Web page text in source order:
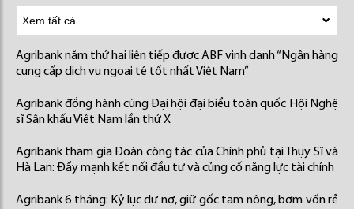
Agribank năm thứ hai liên tiếp được ABF vinh danh “Ngân hàng
cung cấp dịch vụ ngoại tệ tốt nhất Việt Nam”
Agribank đồng hành cùng Đại hội đại biểu toàn quốc Hội Nghệ
sĩ Sân khấu Việt Nam lần thứ X
Agribank tham gia Đoàn công tác của Chính phủ tại Thụy Sĩ và
Hà Lan: Đẩy mạnh kết nối đầu tư và củng cố năng lực tài chính
Agribank 6 tháng: Kỷ lục dư nợ, giữ gốc tam nông, bơm vốn rẻ